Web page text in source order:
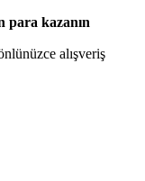
para kazanın
alışveriş